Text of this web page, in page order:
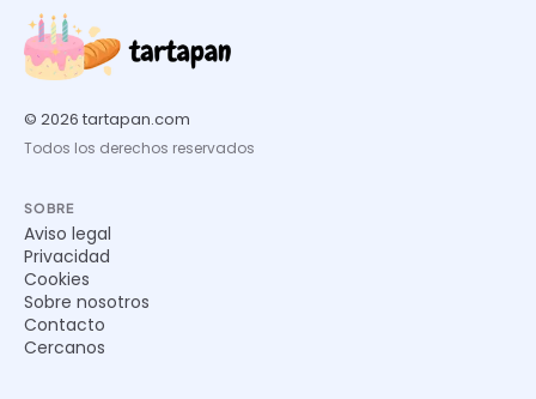
© 2026 tartapan.com
Todos los derechos reservados
SOBRE
Aviso legal
Privacidad
Cookies
Sobre nosotros
Contacto
Cercanos